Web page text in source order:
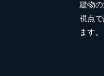
建物
視点
ます。